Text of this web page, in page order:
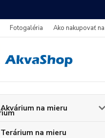
Fotogaléria Ako nakupovať
Akvárium na mieru
Terárium na mieru